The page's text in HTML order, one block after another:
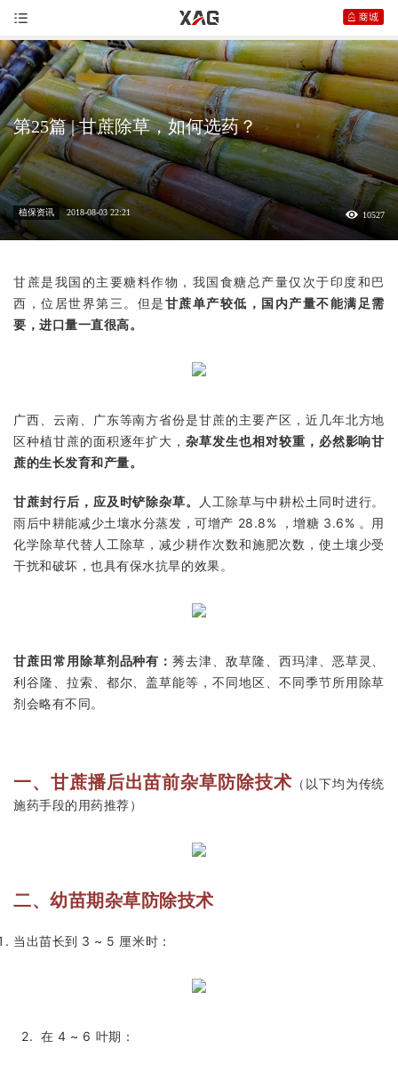
第25篇 | 甘蔗除草，如何选药？
植保资讯 2018-08-03 22:21 10527
甘蔗是我国的主要糖料作物，我国食糖总产量仅次于印度和巴
西，位居世界第三。但是甘蔗单产较低，国内产量不能满足需
要，进口量一直很高。
广西、云南、广东等南方省份是甘蔗的主要产区，近几年北方地
区种植甘蔗的面积逐年扩大，杂草发生也相对较重，必然影响甘
蔗的生长发育和产量。
甘蔗封行后，应及时铲除杂草。
人工除草与中耕松土同时进行。
雨后中耕能减少土壤水分蒸发，可增产 28.8% ，增糖 3.6% 。用
化学除草代替人工除草，减少耕作次数和施肥次数，使土壤少受
干扰和破坏，也具有保水抗旱的效果。
甘蔗田常用除草剂品种有：莠去津、敌草隆、西玛津、恶草灵、
利谷隆、拉索、都尔、盖草能等，不同地区、不同季节所用除草
剂会略有不同。
一、甘蔗播后出苗前杂草防除技术 （以下均为传统
施药手段的用药推荐）
二、幼苗期杂草防除技术
当出苗长到 3 ~ 5 厘米时：
2. 在 4 ~ 6 叶期：